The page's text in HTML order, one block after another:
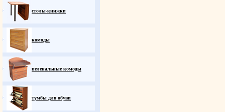
столы-книжки
комоды
пеленальные комоды
тумбы для обуви